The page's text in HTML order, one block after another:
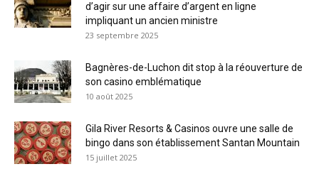
d’agir sur une affaire d’argent en ligne
impliquant un ancien ministre
23 septembre 2025
Bagnères-de-Luchon dit stop à la réouverture de
son casino emblématique
10 août 2025
Gila River Resorts & Casinos ouvre une salle de
bingo dans son établissement Santan Mountain
15 juillet 2025